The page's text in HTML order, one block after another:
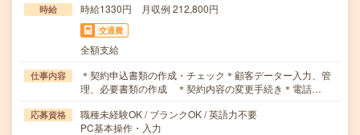
時給 時給1330円 月収例 212,800円
交通費
全額支給
仕事内容
＊契約申込書類の作成・チェック＊顧客データー入力、管
理、必要書類の作成 ＊契約内容の変更手続き＊電話…
応募資格
職種未経験OK / ブランクOK / 英語力不要
PC基本操作・入力